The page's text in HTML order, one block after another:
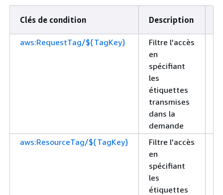
Clés de condition Description
aws:RequestTag/${TagKey}
Filtre l'accès
en
spécifiant
les
étiquettes
transmises
dans la
demande
aws:ResourceTag/${TagKey}
Filtre l'accès
en
spécifiant
les
étiquettes